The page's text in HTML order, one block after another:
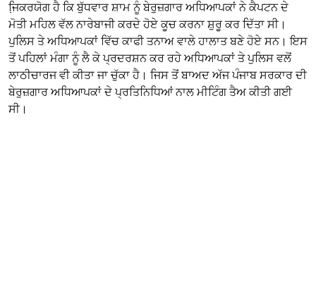
ਜਿ਼ਕਰਯੋਗ ਹੈ ਕਿ ਬੁੱਧਵਾਰ ਸ਼ਾਮ ਨੂੰ ਬੇਰੁਜ਼ਗਾਰ ਅਧਿਆਪਕਾਂ ਨੇ ਕੈਪਟਨ ਦੇ
ਮੋਤੀ ਮਹਿਲ ਵੱਲ ਨਾਰੇਬਾਜੀ ਕਰਦੇ ਹੋਏ ਕੂਚ ਕਰਨਾ ਸ਼ੁਰੂ ਕਰ ਦਿੱਤਾ ਸੀ।
ਪੁਲਿਸ ਤੇ ਅਧਿਆਪਕਾਂ ਵਿੱਚ ਕਾਫੀ ਤਨਾਅ ਵਾਲੇ ਹਾਲਾਤ ਬਣੇ ਹੋਏ ਸਨ। ਇਸ
ਤੋਂ ਪਹਿਲਾਂ ਮੰਗਾ ਨੂੰ ਲੈ ਕੇ ਪ੍ਰਦਰਸ਼ਨ ਕਰ ਰਹੇ ਅਧਿਆਪਕਾਂ ਤੇ ਪੁਲਿਸ ਵਲੋਂ
ਲਾਠੀਚਾਰਜ ਵੀ ਕੀਤਾ ਜਾ ਚੁੱਕਾ ਹੈ। ਜਿਸ ਤੋਂ ਬਾਅਦ ਅੱਜ ਪੰਜਾਬ ਸਰਕਾਰ ਦੀ
ਬੇਰੁਜ਼ਗਾਰ ਅਧਿਆਪਕਾਂ ਦੇ ਪ੍ਰਤਿਨਿਧਿਆਂ ਨਾਲ ਮੀਟਿੰਗ ਤੈਅ ਕੀਤੀ ਗਈ
ਸੀ।